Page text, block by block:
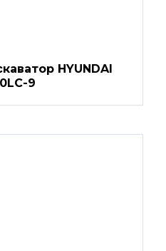
HYUNDAI
9